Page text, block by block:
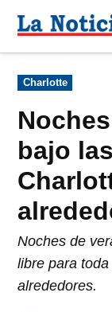
Para
contenido
Publicado
en
Charlotte
bajo
Noches de
libre para
alrededores.